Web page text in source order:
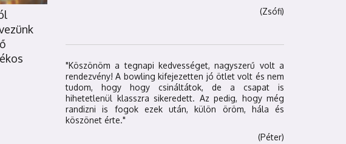
(Zsófi)
"Köszönöm a tegnapi kedvességet, nagyszerű volt a
rendezvény! A bowling kifejezetten jó ötlet volt és nem
tudom, hogy hogy csináltátok, de a csapat is
hihetetlenül klasszra sikeredett. Az pedig, hogy még
randizni is fogok ezek után, külön öröm, hála és
köszönet érte."
(Péter)